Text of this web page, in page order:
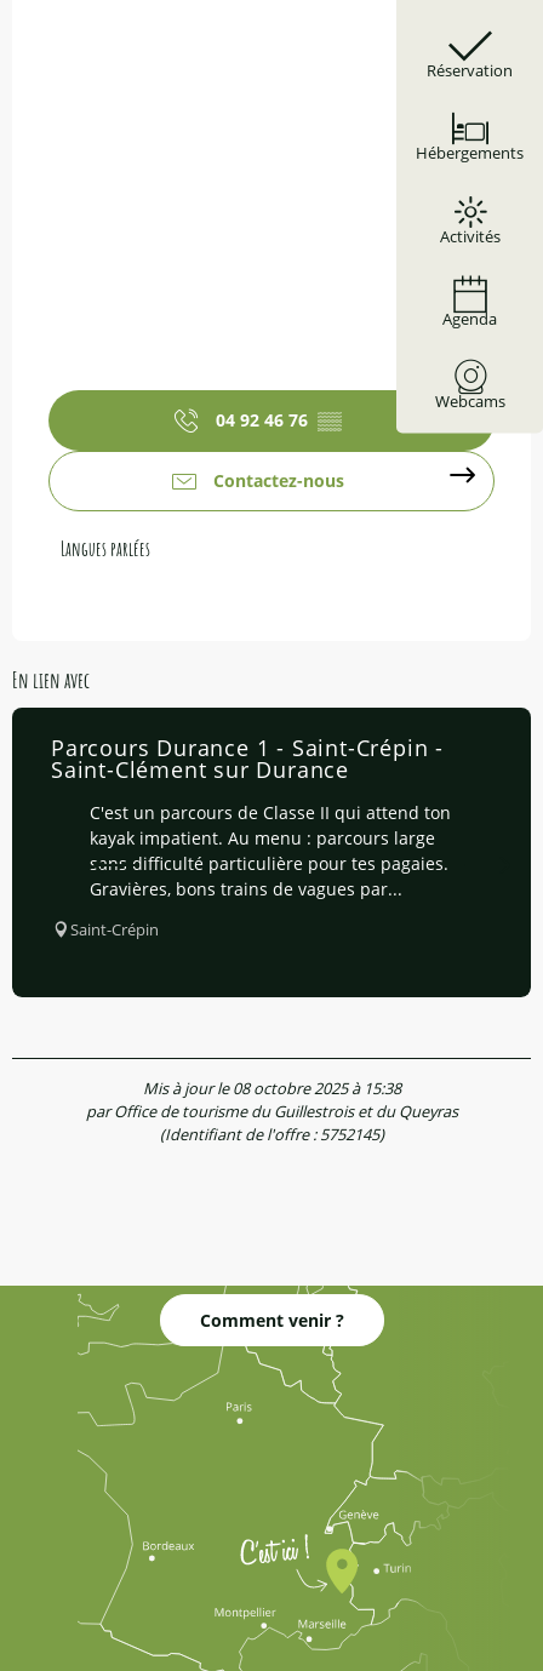
Réservation
Hébergements
Activités
Agenda
Webcams
04 92 46 76 ▒▒
Contactez-nous
Langues parlées
Langues parlées
En lien avec
Parcours Durance 1 - Saint-Crépin -
Saint-Clément sur Durance
C'est un parcours de Classe II qui attend ton
kayak impatient. Au menu : parcours large
sans difficulté particulière pour tes pagaies.
Gravières, bons trains de vagues par...
Saint-Crépin
Mis à jour le 08 octobre 2025 à 15:38
par Office de tourisme du Guillestrois et du Queyras
(Identifiant de l'offre :5752145)
Comment venir ?